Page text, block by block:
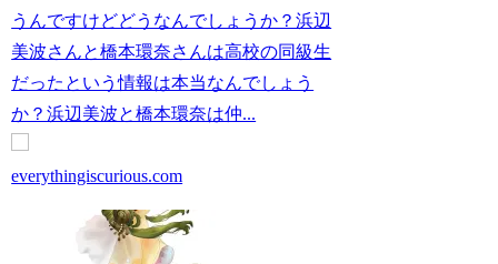
うんですけどどうなんでしょうか？浜辺
美波さんと橋本環奈さんは高校の同級生
だったという情報は本当なんでしょう
か？浜辺美波と橋本環奈は仲...
everythingiscurious.com